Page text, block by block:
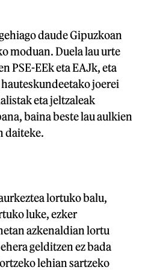
daude Gipuzkoan
moduan. Duela lau urte
PSE-EEk eta EAJk, eta
joerei
eta jeltzaleak
baina beste lau aulkien
daiteke.
lortuko balu,
luke, ezker
azkenaldian lortu
gelditzen ez bada
lehian sartzeko